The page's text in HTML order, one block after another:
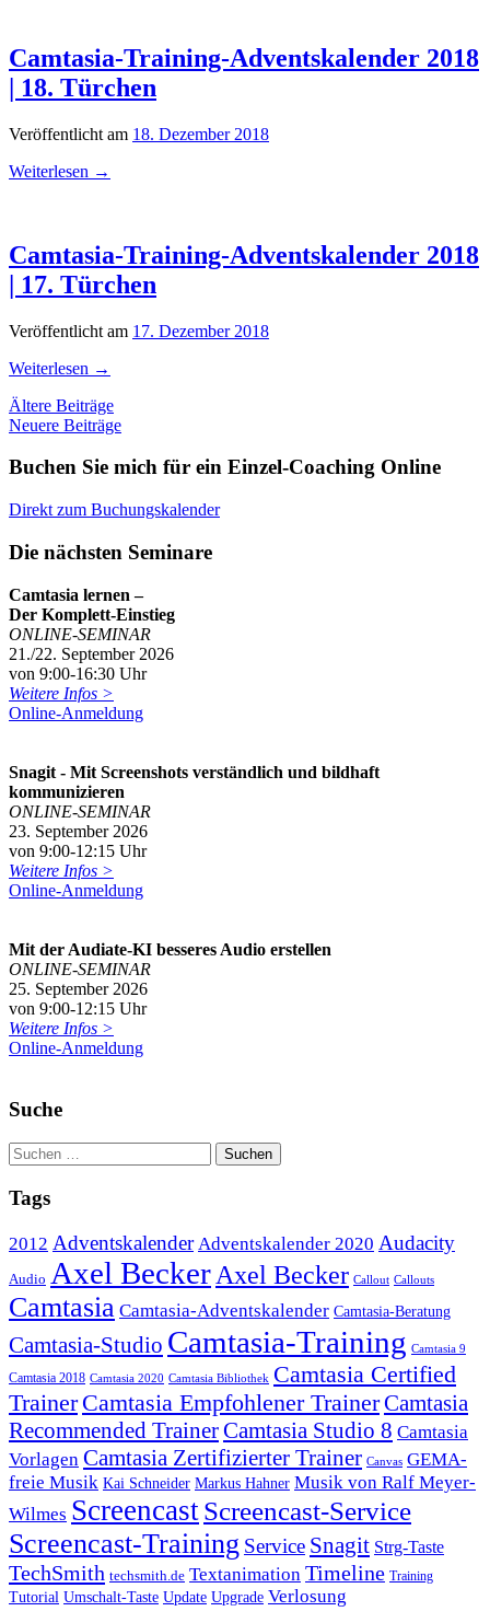
Camtasia-Training-Adventskalender 2018
| 18. Türchen
Veröffentlicht am 18. Dezember 2018
Weiterlesen →
Camtasia-Training-Adventskalender 2018
| 17. Türchen
Veröffentlicht am 17. Dezember 2018
Weiterlesen →
Beitragsnavigation
Ältere Beiträge
Neuere Beiträge
Buchen Sie mich für ein Einzel-Coaching Online
Direkt zum Buchungskalender
Die nächsten Seminare
Camtasia lernen –
Der Komplett-Einstieg
ONLINE-SEMINAR
21./22. September 2026
von 9:00-16:30 Uhr
Weitere Infos >
Online-Anmeldung
Snagit - Mit Screenshots verständlich und bildhaft
kommunizieren
ONLINE-SEMINAR
23. September 2026
von 9:00-12:15 Uhr
Weitere Infos >
Online-Anmeldung
Mit der Audiate-KI besseres Audio erstellen
ONLINE-SEMINAR
25. September 2026
von 9:00-12:15 Uhr
Weitere Infos >
Online-Anmeldung
Suche
Tags
2012 Adventskalender Adventskalender 2020 Audacity
Audio Axel Becker Axel Becker Callout Callouts
Camtasia Camtasia-Adventskalender Camtasia-Beratung
Camtasia-Studio Camtasia-Training Camtasia 9
Camtasia 2018 Camtasia 2020 Camtasia Bibliothek Camtasia Certified
Trainer Camtasia Empfohlener TrainerCamtasia
Recommended TrainerCamtasia Studio 8 Camtasia
Vorlagen Camtasia Zertifizierter Trainer Canvas GEMA-
freie Musik Kai Schneider Markus Hahner Musik von Ralf Meyer-
Wilmes ScreencastScreencast-Service
Screencast-Training Service Snagit Strg-Taste
TechSmith techsmith.de Textanimation Timeline Training
Tutorial Umschalt-Taste Update Upgrade Verlosung